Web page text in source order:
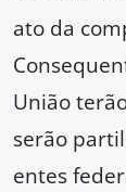
ato da
União
serão
entes